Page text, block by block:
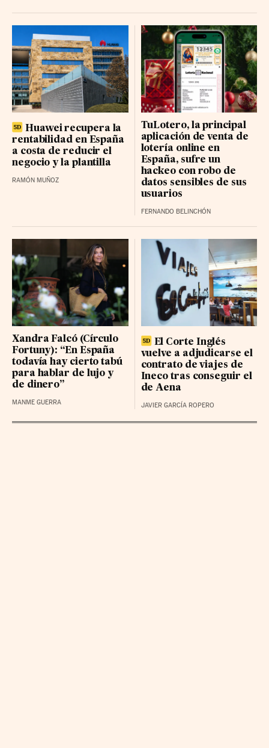
CELLNEX TELECOM BR 27.56 (0.76%)
REPSOL BR 25.28 (-0.18%)
CAIXABANK 12.82 (-0.06%)
FLUIDRA BR 20.36 (0.04%)
FERROVIAL RG 57.36 (0.26%)
PUIG BRANDS B RG 16.88 (0.07%)
LABOR. FARMAC. R BR
UNICAJA BANCO BR 3.514 (-0.002%)
BBVA RG 24.6 (0.01%)
LOGISTA INTEGRAL BR 36.7 (0.34%)
NATURGY GRP BR 28.72 (-0.06%)
Huawei recupera la
rentabilidad en España
a costa de reducir el
negocio y la plantilla
RAMÓN MUÑOZ
TuLotero, la principal
aplicación de venta de
lotería online en
España, sufre un
hackeo con robo de
datos sensibles de sus
usuarios
FERNANDO BELINCHÓN
Xandra Falcó (Círculo
Fortuny): “En España
todavía hay cierto tabú
para hablar de lujo y
de dinero”
MANME GUERRA
El Corte Inglés
vuelve a adjudicarse el
contrato de viajes de
Ineco tras conseguir el
de Aena
JAVIER GARCÍA ROPERO